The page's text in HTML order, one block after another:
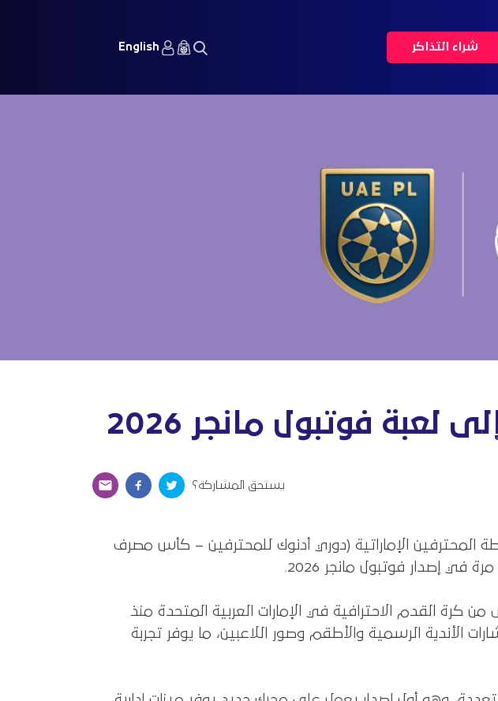
شراء التذاكر English
فوتبول مانجر 2026
يستحق المشاركة؟
المحترفين الإماراتية (دوري أدنوك للمحترفين – كأس مصرف
إصدار فوتبول مانجر 2026.
كرة القدم الاحترافية في الإمارات العربية المتحدة منذ
الأمر شارات الأندية الرسمية والأطقم وصور اللاعبين، ما يوفر تجربة